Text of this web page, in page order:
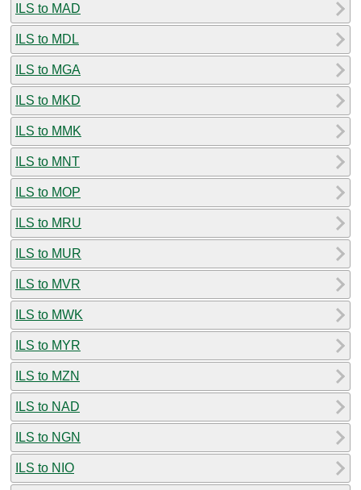
ILS to MAD
ILS to MDL
ILS to MGA
ILS to MKD
ILS to MMK
ILS to MNT
ILS to MOP
ILS to MRU
ILS to MUR
ILS to MVR
ILS to MWK
ILS to MYR
ILS to MZN
ILS to NAD
ILS to NGN
ILS to NIO